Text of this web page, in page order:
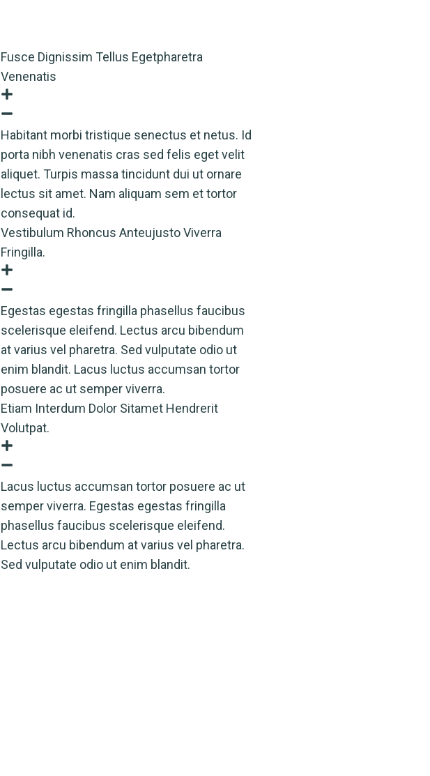
Fusce Dignissim Tellus Egetpharetra
Venenatis
Habitant morbi tristique senectus et netus. Id
porta nibh venenatis cras sed felis eget velit
aliquet. Turpis massa tincidunt dui ut ornare
lectus sit amet. Nam aliquam sem et tortor
consequat id.
Vestibulum Rhoncus Anteujusto Viverra
Fringilla.
Egestas egestas fringilla phasellus faucibus
scelerisque eleifend. Lectus arcu bibendum
at varius vel pharetra. Sed vulputate odio ut
enim blandit. Lacus luctus accumsan tortor
posuere ac ut semper viverra.
Etiam Interdum Dolor Sitamet Hendrerit
Volutpat.
Lacus luctus accumsan tortor posuere ac ut
semper viverra. Egestas egestas fringilla
phasellus faucibus scelerisque eleifend.
Lectus arcu bibendum at varius vel pharetra.
Sed vulputate odio ut enim blandit.